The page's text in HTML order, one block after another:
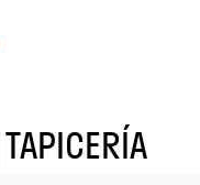
TAPICERÍA